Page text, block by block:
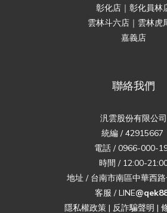
彰化店｜彰化員林
雲林斗六店｜雲林虎
嘉義店
聯絡我們
汎雲股份有限公司
統編 / 42915667
電話 / 0966-000-
時間 / 12:00-
地址 / 台南市南區中華西
客服 / LINE
隱私權政策 | 反詐騙聲明 |